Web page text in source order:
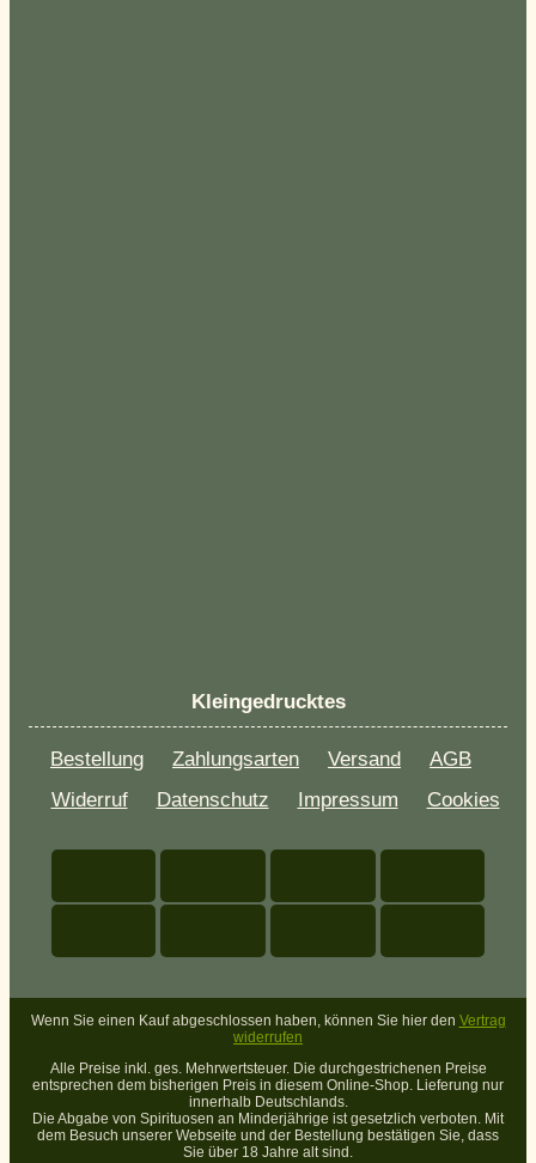
Kleingedrucktes
Bestellung Zahlungsarten Versand
AGB
Widerruf
Datenschutz Impressum Cookies
Wenn Sie einen Kauf abgeschlossen haben, können Sie hier den Vertrag
widerrufen
Alle Preise inkl. ges. Mehrwertsteuer. Die durchgestrichenen Preise
entsprechen dem bisherigen Preis in diesem Online-Shop. Lieferung nur
innerhalb Deutschlands.
Die Abgabe von Spirituosen an Minderjährige ist gesetzlich verboten. Mit
dem Besuch unserer Webseite und der Bestellung bestätigen Sie, dass
Sie über 18 Jahre alt sind.